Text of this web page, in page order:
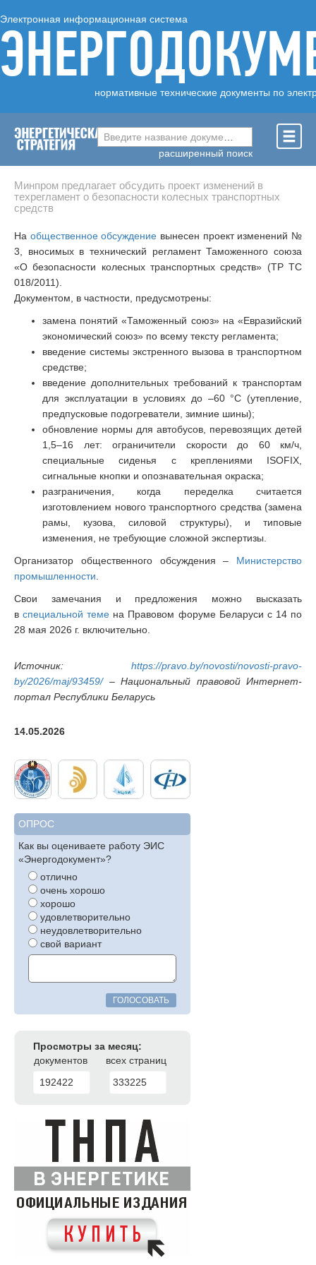
Электронная информационная система
нормативные технические документы по
Введите название документа ...
расширенный поиск
Минпром предлагает обсудить проект изменений в
техрегламент о безопасности колесных транспортных
средств
На общественное обсуждение вынесен проект изменений №
3, вносимых в технический регламент Таможенного союза
«О безопасности колесных транспортных средств» (ТР ТС
018/2011).
Документом, в частности, предусмотрены:
замена понятий «Таможенный союз» на «Евразийский
экономический союз» по всему тексту регламента;
введение системы экстренного вызова в транспортном
средстве;
введение дополнительных требований к транспортам
для эксплуатации в условиях до –60 °С (утепление,
предпусковые подогреватели, зимние шины);
обновление нормы для автобусов, перевозящих детей
1,5–16 лет: ограничители скорости до 60 км/ч,
специальные сиденья с креплениями ISOFIX,
сигнальные кнопки и опознавательная окраска;
разграничения, когда переделка считается
изготовлением нового транспортного средства (замена
рамы, кузова, силовой структуры), и типовые
изменения, не требующие сложной экспертизы.
Организатор общественного обсуждения –
Министерство
промышленности.
Свои замечания и предложения можно высказать
вспециальной теме на Правовом форуме Беларуси с 14 по
28 мая 2026 г. включительно.
Источник: https://pravo.by/novosti/novosti-pravo-
by/2026/maj/93459/– Национальный правовой Интернет-
портал Республики Беларусь
14.05.2026
ОПРОС
Как вы оцениваете работу ЭИС
«Энергодокумент»?
отлично
очень хорошо
хорошо
удовлетворительно
неудовлетворительно
свой вариант
ГОЛОСОВАТЬ
Просмотры за месяц:
документов
всех страниц
192422
333225